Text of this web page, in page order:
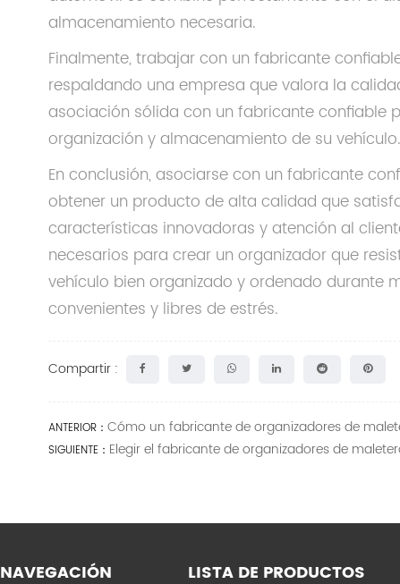
almacenamiento necesaria.
Finalmente, trabajar con un fabricante
respaldando una empresa que valora la
asociación sólida con un fabricante confiable
organización y almacenamiento de su vehículo.
En conclusión, asociarse con un fabricante
obtener un producto de alta calidad que
características innovadoras y atención al
necesarios para crear un organizador que
vehículo bien organizado y ordenado durante
convenientes y libres de estrés.
Compartir :
ANTERIOR：Cómo un fabricante de organizadores de
SIGUIENTE： Elegir el fabricante de organizadores de
NAVEGACIÓN LISTA DE PRODUCTOS